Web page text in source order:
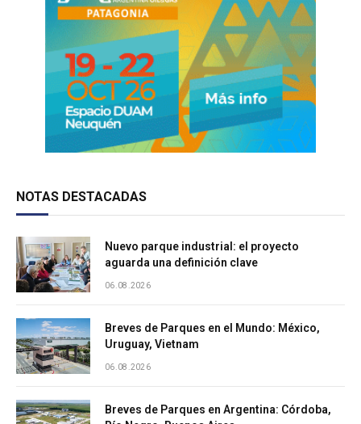
NOTAS DESTACADAS
Nuevo parque industrial: el proyecto
aguarda una definición clave
06.08.2026
Breves de Parques en el Mundo: México,
Uruguay, Vietnam
06.08.2026
Breves de Parques en Argentina: Córdoba,